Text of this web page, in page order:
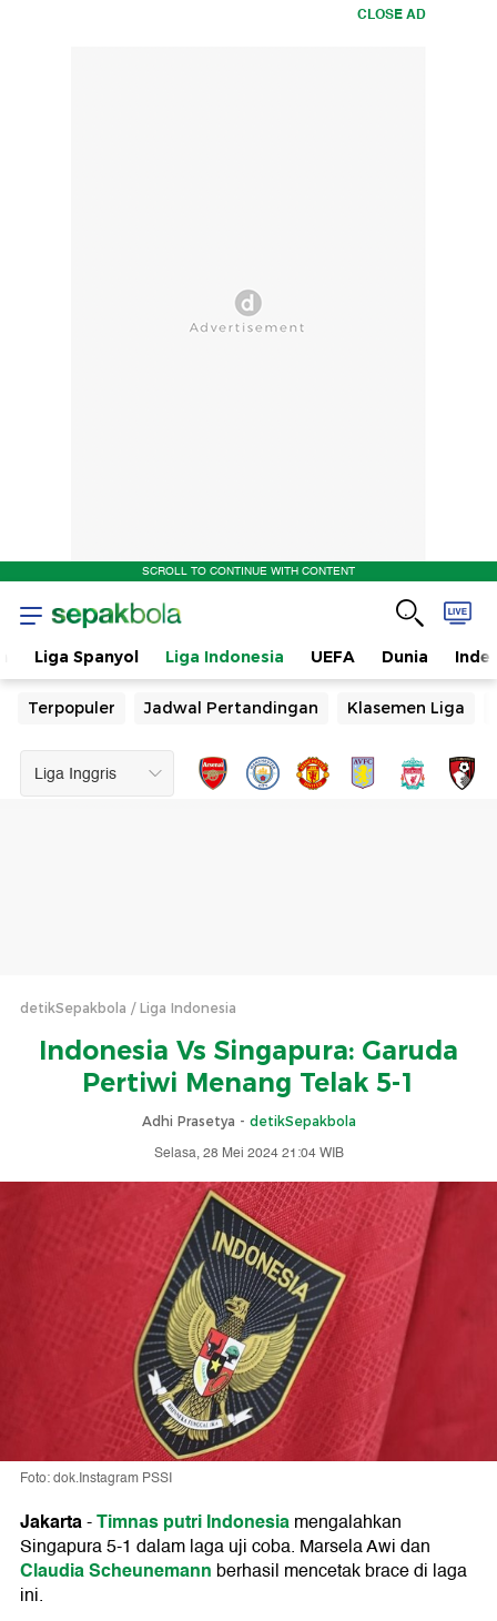
CLOSE AD
SCROLL TO CONTINUE WITH CONTENT
Liga Spanyol Liga Indonesia UEFA Dunia
Terpopuler Jadwal Pertandingan Klasemen Liga
detikSepakbola Liga Indonesia
Indonesia Vs Singapura: Garuda
Pertiwi Menang Telak 5-1
Adhi Prasetya - detikSepakbola
Selasa, 28 Mei 2024 21:04 WIB
Foto: dok.Instagram PSSI
Jakarta-Timnas putri Indonesiamengalahkan
Singapura 5-1 dalam laga uji coba. Marsela Awi dan
Claudia Scheunemann berhasil mencetak brace di laga
ini.